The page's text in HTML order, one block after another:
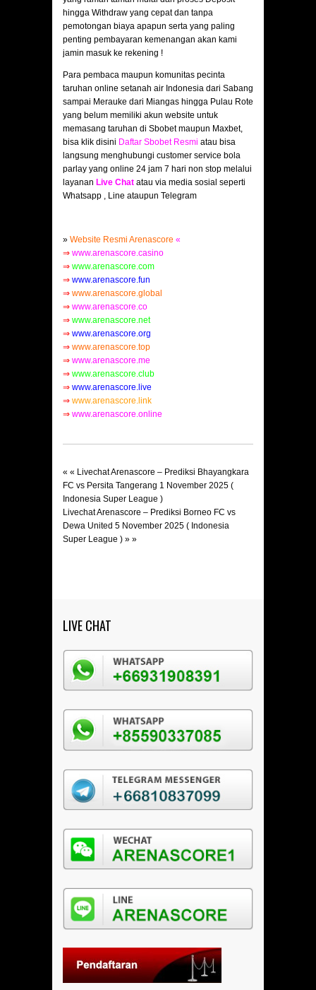
hingga Withdraw yang cepat dan tanpa
pemotongan biaya apapun serta yang paling
penting pembayaran kemenangan akan kami
jamin masuk ke rekening !
Para pembaca maupun komunitas pecinta
taruhan online setanah air Indonesia dari Sabang
sampai Merauke dari Miangas hingga Pulau Rote
yang belum memiliki akun website untuk
memasang taruhan di Sbobet maupun Maxbet,
bisa klik disini Daftar Sbobet Resmi atau bisa
langsung menghubungi customer service bola
parlay yang online 24 jam 7 hari non stop melalui
layanan Live Chat atau via media sosial seperti
Whatsapp , Line ataupun Telegram
» Website Resmi Arenascore «
⇒ www.arenascore.casino
⇒ www.arenascore.com
⇒ www.arenascore.fun
⇒ www.arenascore.global
⇒ www.arenascore.co
⇒ www.arenascore.net
⇒ www.arenascore.org
⇒ www.arenascore.top
⇒ www.arenascore.me
⇒ www.arenascore.club
⇒ www.arenascore.live
⇒ www.arenascore.link
⇒ www.arenascore.online
« « Livechat Arenascore – Prediksi Bhayangkara
FC vs Persita Tangerang 1 November 2025 (
Indonesia Super League )
Livechat Arenascore – Prediksi Borneo FC vs
Dewa United 5 November 2025 ( Indonesia
Super League ) » »
LIVE CHAT